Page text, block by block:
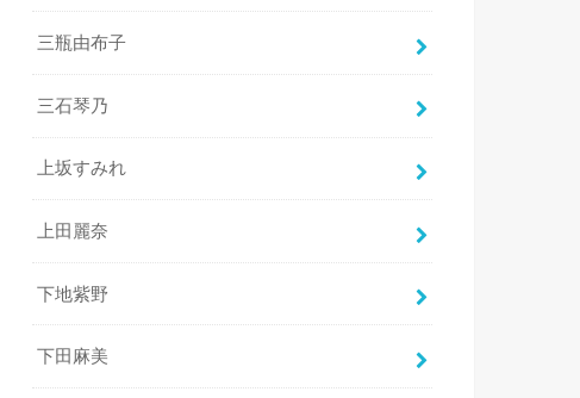
三瓶由布子
三石琴乃
上坂すみれ
上田麗奈
下地紫野
下田麻美